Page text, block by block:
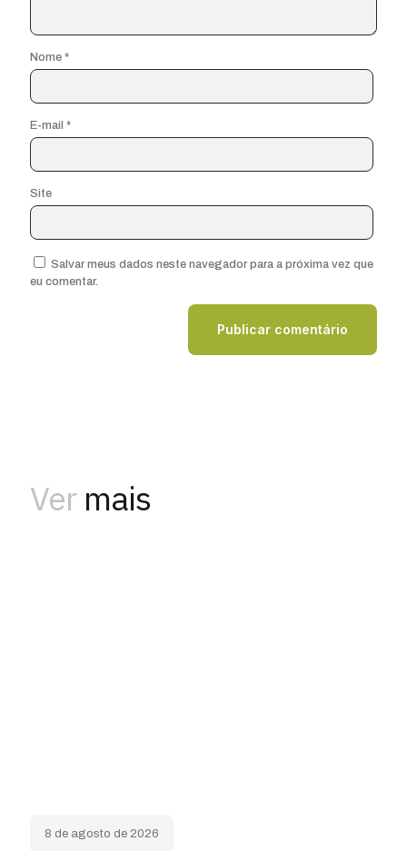
Nome *
E-mail *
Site
Salvar meus dados neste navegador para a próxima vez que
eu comentar.
Ver mais
8 de agosto de 2026